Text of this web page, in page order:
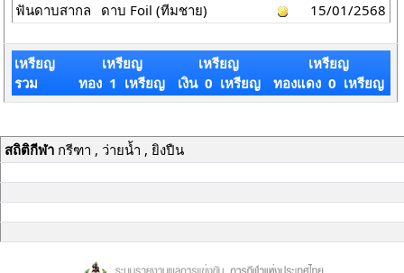
ฟันดาบสากล ดาบ Foil (ทีมชาย) 15/01/2568
เหรียญ
รวม
เหรียญ
ทอง 1 เหรียญ
เหรียญ
เงิน 0 เหรียญ
เหรียญ
ทองแดง 0 เหรียญ
สถิติกีฬากรีฑา , ว่ายน้ำ , ยิงปืน